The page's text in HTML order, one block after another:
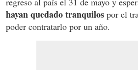
hayan quedado tranquilos por el
poder contratarlo por un año.